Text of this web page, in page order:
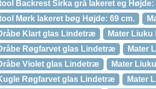
Backrest Sirka grå lakeret eg Højde:
Mørk lakeret bøg Højde: 69 cm.
Klart glas Lindetræ
Mater
Røgfarvet glas Lindetræ
Mater
Violet glas Lindetræ
Mater
Røgfarvet glas Lindetræ
Mater